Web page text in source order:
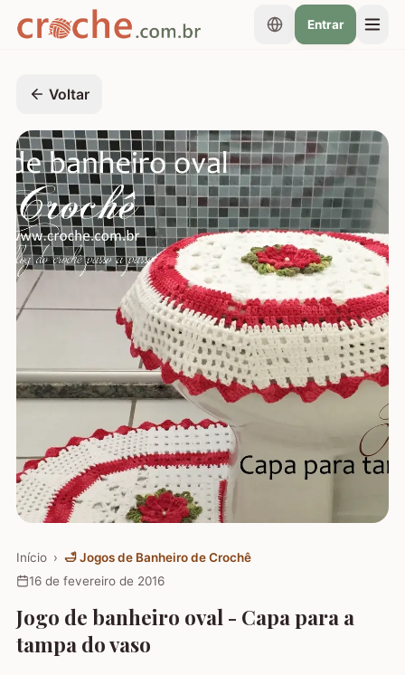
Entrar
Voltar
Início › 🛁 Jogos de Banheiro de Crochê
16 de fevereiro de 2016
Jogo de banheiro oval - Capa para a
tampa do vaso